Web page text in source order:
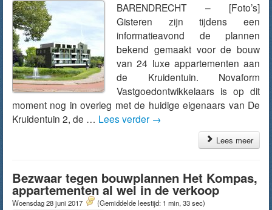
BARENDRECHT – [Foto’s]
Gisteren zijn tijdens een
informatieavond de plannen
bekend gemaakt voor de bouw
van 24 luxe appartementen aan
de Kruidentuin. Novaform
Vastgoedontwikkelaars is op dit
moment nog in overleg met de huidige eigenaars van De
Kruidentuin 2, de … Lees verder →
Lees meer
Bezwaar tegen bouwplannen Het Kompas,
appartementen al wel in de verkoop
Woensdag 28 juni 2017 (Gemiddelde leestijd: 1 min, 33 sec)